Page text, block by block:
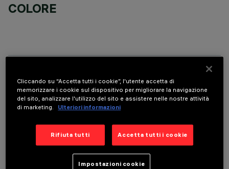
COLORE
COMPONENTI OPZIONALI
DATI TECNICI
Cliccando su “Accetta tutti i cookie”, l'utente accetta di
memorizzare i cookie sul dispositivo per migliorare la navigazione
del sito, analizzare l'utilizzo del sito e assistere nelle nostre attività
di marketing.
Ulteriori informazioni
Rifiuta tutti Accetta tutti i cookie
Impostazioni cookie